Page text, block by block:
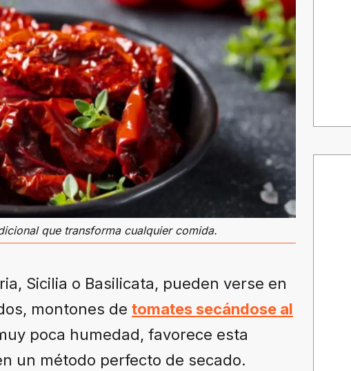
que transforma cualquier comida.
Sicilia o Basilicata, pueden verse en
montones de tomates secándose al
poca humedad, favorece esta
un método perfecto de secado.